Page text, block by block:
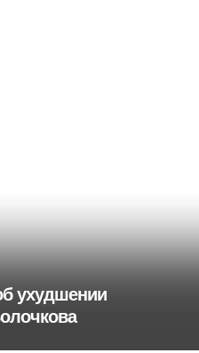
ухудшении